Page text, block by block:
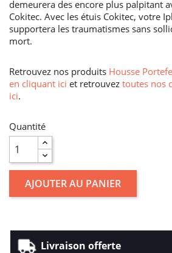
demeurera des encore plus palpitant
Cokitec. Avec les étuis Cokitec, votre
supportera les traumatismes sans
mort.
Retrouvez nos produits Housse
en cliquant ici et retrouvez toutes nos
ici.
Quantité
AJOUTER AU PANIER
Livraison offerte